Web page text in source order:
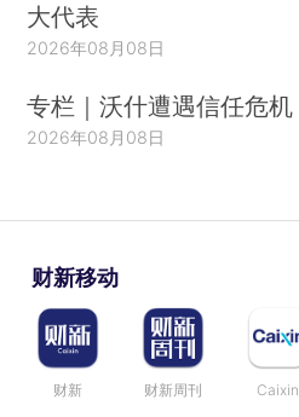
大代表
2026年08月08日
专栏｜沃什遭遇信任危机
2026年08月08日
财新移动
财新 财新周刊 Caixin